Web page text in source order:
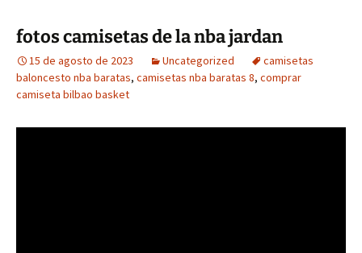
fotos camisetas de la nba jardan
15 de agosto de 2023 Uncategorized
camisetas
baloncesto nba baratas, camisetas nba baratas 8, comprar
camiseta bilbao basket